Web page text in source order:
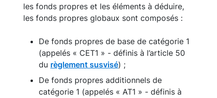
les fonds propres et les éléments à déduire,
les fonds propres globaux sont composés :
De fonds propres de base de catégorie 1
(appelés « CET1 » - définis à l’article 50
du règlement susvisé) ;
De fonds propres additionnels de
catégorie 1 (appelés « AT1 » - définis à